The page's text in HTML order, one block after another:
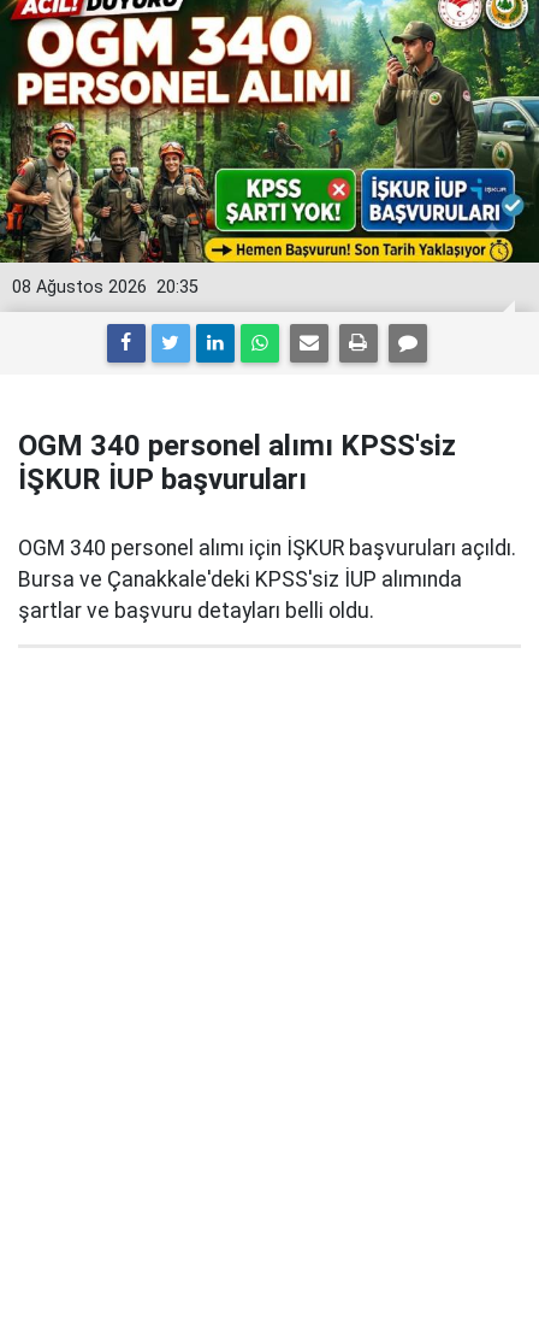
20:35
08 Ağustos 2026
OGM 340 personel alımı KPSS'siz
İŞKUR İUP başvuruları
OGM 340 personel alımı için İŞKUR başvuruları açıldı.
Bursa ve Çanakkale'deki KPSS'siz İUP alımında
şartlar ve başvuru detayları belli oldu.